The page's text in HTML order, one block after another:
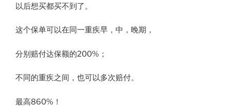
以后想买都买不到了。
这个保单可以在同一重疾早，中，晚期，
分别赔付达保额的200%；
不同的重疾之间，也可以多次赔付。
最高860%！